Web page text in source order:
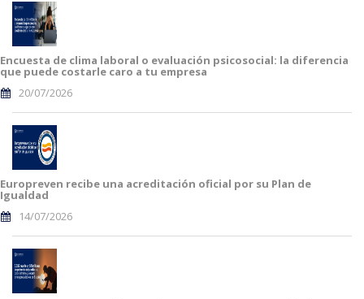
Encuesta de clima laboral o evaluación psicosocial: la diferencia
que puede costarle caro a tu empresa
20/07/2026
Europreven recibe una acreditación oficial por su Plan de
Igualdad
14/07/2026